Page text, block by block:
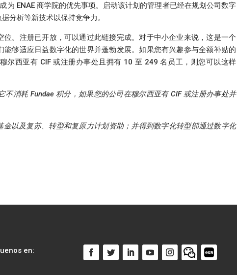
为 ENAE 商学院的优先事项。启动该计划的管理者已经在规划公司数字
分析等新技术以保持竞争力。
。注册已开放，可以通过此链接完成。对于中小企业来说，这是一个
够适应日益数字化的世界并蓬勃发展。如果您有兴趣参与全额补贴的
尔西亚有 CIF 或注册办事处且拥有 10 至 249 名员工，则您可以这样
不消耗 Fundae 积分，如果您的公司在穆尔西亚有 CIF 或注册办事处并
以及复苏、转型和复原力计划资助；并得到数字化转型部通过数字化
en: